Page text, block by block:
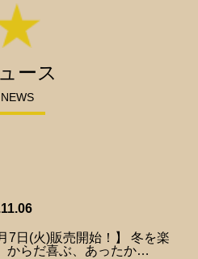
ース
NEWS
7日(火)販売開始！】 冬を楽
からだ喜ぶ、あったか…